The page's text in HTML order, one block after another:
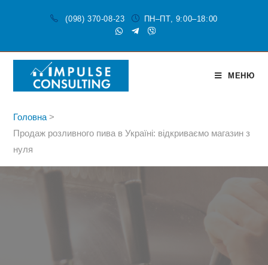
(098) 370-08-23 ПН–ПТ, 9:00–18:00
МЕНЮ
Головна >
Продаж розливного пива в Україні: відкриваємо магазин з
нуля